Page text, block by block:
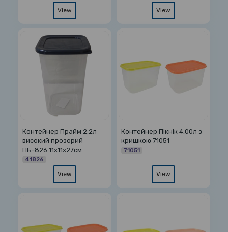
View View
Контейнер Прайм 2,2л
високий прозорий
ПБ-826 11х11х27см
41826
View
Контейнер Пікнік 4,00л з
кришкою 71051
71051
View